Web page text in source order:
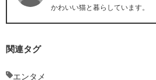
かわいい猫と暮らしています。
関連タグ
エンタメ